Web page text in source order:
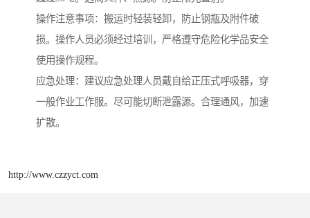
操作注意事项：搬运时轻装轻卸，防止钢瓶及附件破
损。操作人员必须经过培训，严格遵守危险化学品安全
使用操作规程。
应急处理：建议应急处理人员戴自给正压式呼吸器，穿
一般作业工作服。尽可能切断泄露源。合理通风，加速
扩散。
http://www.czzyct.com